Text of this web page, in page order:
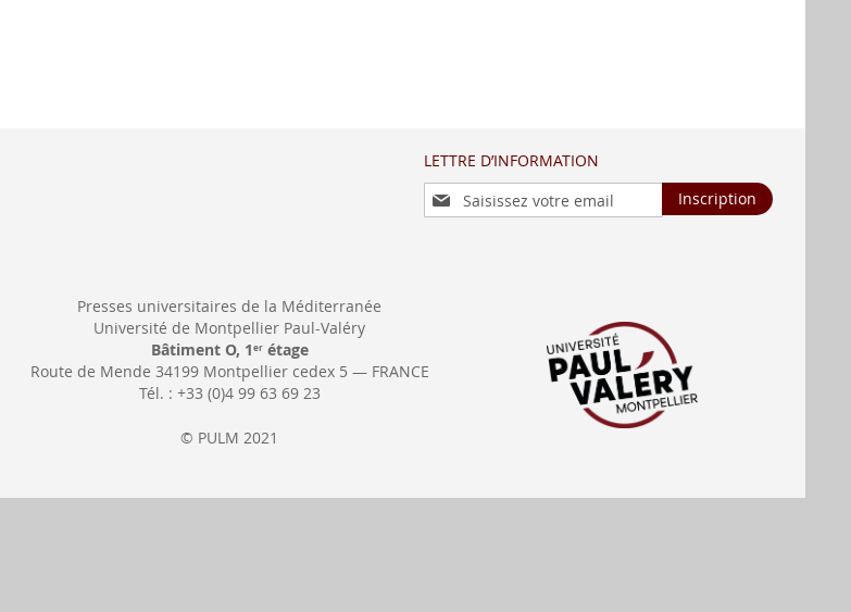
LETTRE D’INFORMATION
Inscription
à
Inscription
Presses universitaires de la Méditerranée
Université de Montpellier Paul-Valéry
Bâtiment O, 1 erétage
Route de Mende 34199 Montpellier cedex 5 — FRANCE
Tél. : +33 (0)4 99 63 69 23
© PULM 2021